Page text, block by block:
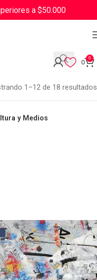
a $50.000
0
0
1–12 de 18 resultados
y Medios